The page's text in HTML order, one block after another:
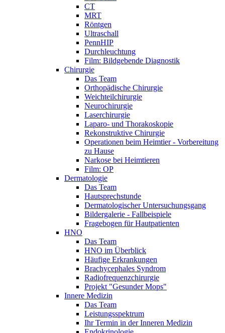
CT
MRT
Röntgen
Ultraschall
PennHIP
Durchleuchtung
Film: Bildgebende Diagnostik
Chirurgie
Das Team
Orthopädische Chirurgie
Weichteilchirurgie
Neurochirurgie
Laserchirurgie
Laparo- und Thorakoskopie
Rekonstruktive Chirurgie
Operationen beim Heimtier - Vorbereitung
zu Hause
Narkose bei Heimtieren
Film: OP
Dermatologie
Das Team
Hautsprechstunde
Dermatologischer Untersuchungsgang
Bildergalerie - Fallbeispiele
Fragebogen für Hautpatienten
HNO
Das Team
HNO im Überblick
Häufige Erkrankungen
Brachycephales Syndrom
Radiofrequenzchirurgie
Projekt "Gesunder Mops"
Innere Medizin
Das Team
Leistungsspektrum
Ihr Termin in der Inneren Medizin